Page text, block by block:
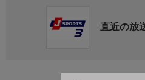
直近の放